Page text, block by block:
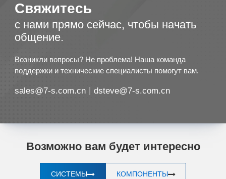
Свяжитесь
с нами прямо сейчас, чтобы начать
общение.
Возникли вопросы? Не проблема! Наша команда
поддержки и технические специалисты помогут вам.
sales@7-s.com.cn dsteve@7-s.com.cn
Возможно вам будет интересно
СИСТЕМЫ КОМПОНЕНТЫ